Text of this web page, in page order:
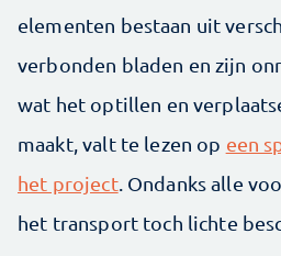
elementen bestaan uit
verbonden bladen en zijn
wat het optillen en
maakt, valt te lezen op een
het project. Ondanks alle
het transport toch lichte